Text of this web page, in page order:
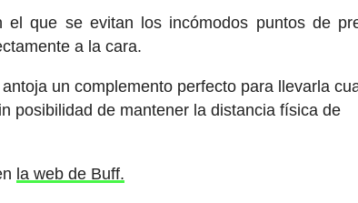
que se evitan los incómodos puntos de
a la cara.
un complemento perfecto para llevarla
posibilidad de mantener la distancia física de
la web de Buff.